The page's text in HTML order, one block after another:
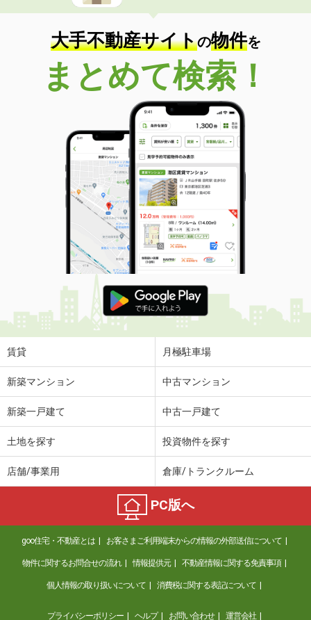
大手不動産サイトの物件を
まとめて検索！
賃貸 月極駐車場
新築マンション 中古マンション
新築一戸建て 中古一戸建て
土地を探す 投資物件を探す
店舗/事業用 倉庫/トランクルーム
PC版へ
goo住宅・不動産とは お客さまご利用端末からの情報の外部送信について
物件に関するお問合せの流れ 情報提供元 不動産情報に関する免責事項
個人情報の取り扱いについて 消費税に関する表記について
プライバシーポリシー ヘルプ お問い合わせ 運営会社